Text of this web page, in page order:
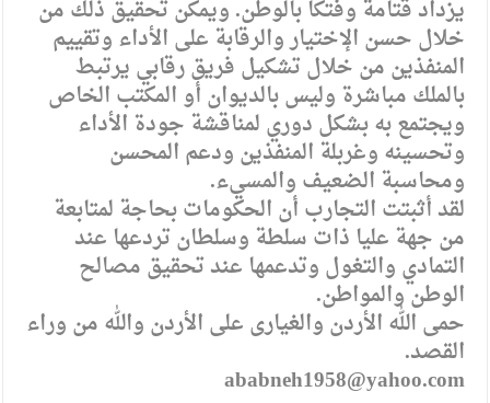
يزداد قتامة وفتكا بالوطن. ويمكن تحقيق ذلك من
خلال حسن الإختيار والرقابة على الأداء وتقييم
المنفذين من خلال تشكيل فريق رقابي يرتبط
بالملك مباشرة وليس بالديوان أو المكتب الخاص
ويجتمع به بشكل دوري لمناقشة جودة الأداء
وتحسينه وغربلة المنفذين ودعم المحسن
ومحاسبة الضعيف والمسيء.
لقد أثبتت التجارب أن الحكومات بحاجة لمتابعة
من جهة عليا ذات سلطة وسلطان تردعها عند
التمادي والتغول وتدعمها عند تحقيق مصالح
الوطن والمواطن.
حمى الله الأردن والغيارى على الأردن والله من وراء
القصد.
ababneh1958@yahoo.com